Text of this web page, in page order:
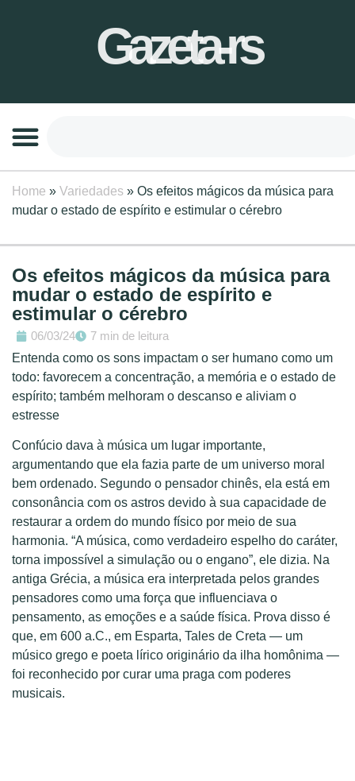
Gazeta-rs
Home » Variedades » Os efeitos mágicos da música para
mudar o estado de espírito e estimular o cérebro
Os efeitos mágicos da música para
mudar o estado de espírito e
estimular o cérebro
06/03/24
7 min de leitura
Entenda como os sons impactam o ser humano como um
todo: favorecem a concentração, a memória e o estado de
espírito; também melhoram o descanso e aliviam o
estresse
Confúcio dava à música um lugar importante,
argumentando que ela fazia parte de um universo moral
bem ordenado. Segundo o pensador chinês, ela está em
consonância com os astros devido à sua capacidade de
restaurar a ordem do mundo físico por meio de sua
harmonia. “A música, como verdadeiro espelho do caráter,
torna impossível a simulação ou o engano”, ele dizia. Na
antiga Grécia, a música era interpretada pelos grandes
pensadores como uma força que influenciava o
pensamento, as emoções e a saúde física. Prova disso é
que, em 600 a.C., em Esparta, Tales de Creta — um
músico grego e poeta lírico originário da ilha homônima —
foi reconhecido por curar uma praga com poderes
musicais.